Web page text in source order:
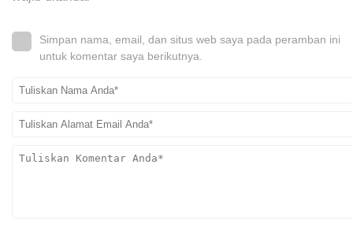
Simpan nama, email, dan situs web saya pada peramban ini
untuk komentar saya berikutnya.